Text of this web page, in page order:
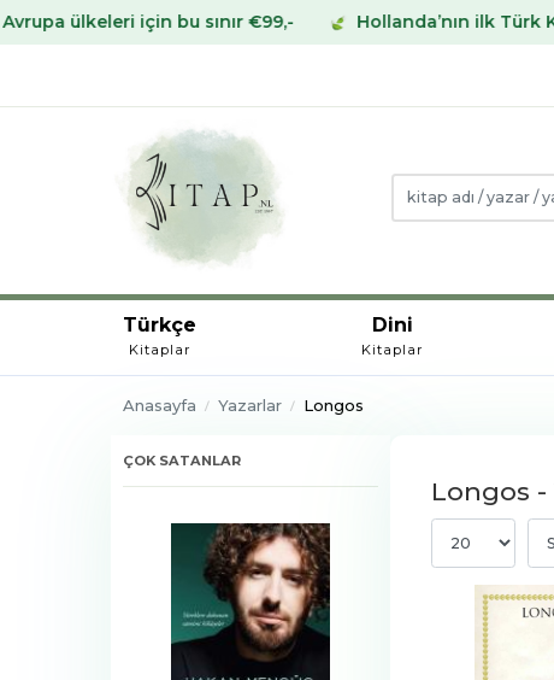
için bu sınır €99,- Hollanda’nın ilk Türk
Türkçe
Kitaplar
Dini
Kitaplar
Anasayfa Yazarlar Longos
ÇOK SATANLAR
Longos -